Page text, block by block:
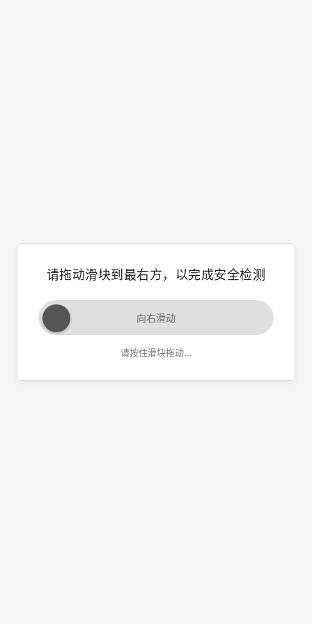
请拖动滑块到最右方，以完成安全检测
向右滑动
请按住滑块拖动...